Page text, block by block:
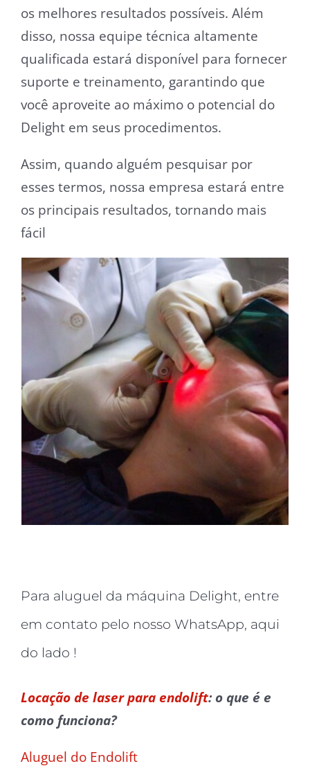
os melhores resultados possíveis. Além
disso, nossa equipe técnica altamente
qualificada estará disponível para fornecer
suporte e treinamento, garantindo que
você aproveite ao máximo o potencial do
Delight em seus procedimentos.
Assim, quando alguém pesquisar por
esses termos, nossa empresa estará entre
os principais resultados, tornando mais
fácil
Para aluguel da máquina Delight, entre
em contato pelo nosso WhatsApp, aqui
do lado !
Locação de laser para endolift: o que é e
como funciona?
Aluguel do Endolift